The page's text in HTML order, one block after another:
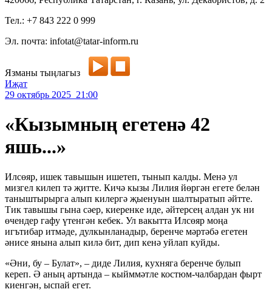
Тел.: +7 843 222 0 999
Эл. почта: infotat@tatar-inform.ru
Язманы тыңлагыз
Иҗат
29 октябрь 2025 21:00
«Кызымның егетенә 42
яшь...»
Илсөяр, ишек тавышын ишетеп, тынып калды. Менә ул
мизгел килеп тә җитте. Кичә кызы Лилия йөргән егете белән
таныштырырга алып килергә җыенуын шалтыратып әйтте.
Тик тавышы гына сәер, киеренке иде, әйтерсең алдан ук ни
өчендер гафу үтенгән кебек. Ул вакытта Илсөяр моңа
игътибар итмәде, дулкынланадыр, беренче мәртәбә егетен
әнисе янына алып килә бит, дип кенә уйлап куйды.
«Әни, бу – Булат», – диде Лилия, кухняга беренче булып
кереп. Ә аның артында – кыйммәтле костюм-чалбардан фырт
киенгән, ыспай егет.